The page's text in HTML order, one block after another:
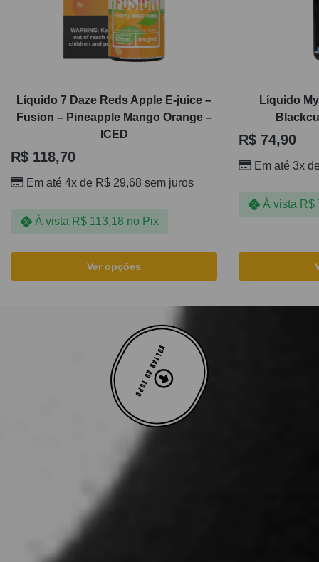
Líquido 7 Daze Reds Apple E-juice –
Fusion – Pineapple Mango Orange –
ICED
R$ 118,70
Em até 4x de R$ 29,68 sem juros
À vista R$113,18 no Pix
Ver opções
Líquido
R$ 74,90
Em até 3x
À vista R$
VOLTAR AO TOPO